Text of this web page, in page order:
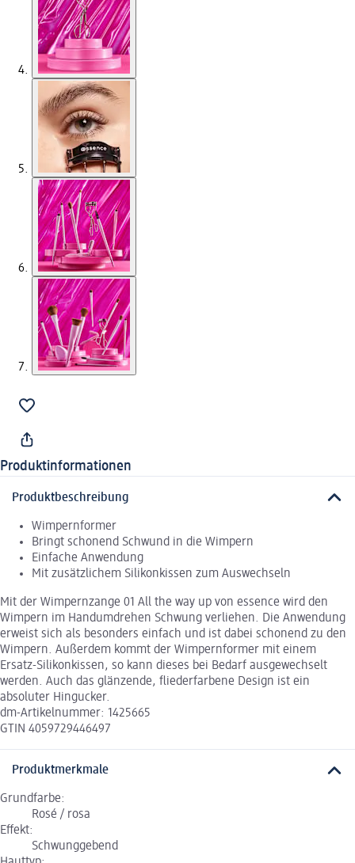
Produktinformationen
Produktbeschreibung
Wimpernformer
Bringt schonend Schwund in die Wimpern
Einfache Anwendung
Mit zusätzlichem Silikonkissen zum Auswechseln
Mit der Wimpernzange 01 All the way up von essence wird den
Wimpern im Handumdrehen Schwung verliehen. Die Anwendung
erweist sich als besonders einfach und ist dabei schonend zu den
Wimpern. Außerdem kommt der Wimpernformer mit einem
Ersatz-Silikonkissen, so kann dieses bei Bedarf ausgewechselt
werden. Auch das glänzende, fliederfarbene Design ist ein
absoluter Hingucker.
dm-Artikelnummer: 1425665
GTIN 4059729446497
Produktmerkmale
Grundfarbe:
Rosé / rosa
Effekt:
Schwunggebend